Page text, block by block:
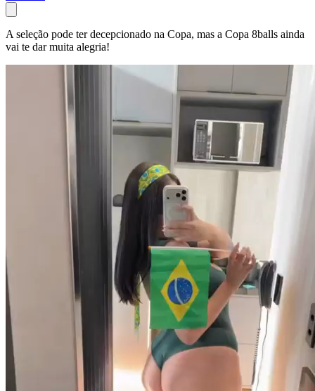
A seleção pode ter decepcionado na Copa, mas a Copa 8balls ainda
vai te dar muita alegria!